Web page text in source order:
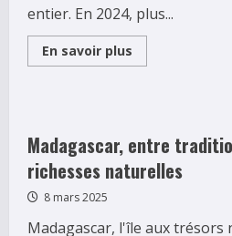
entier. En 2024, plus...
En savoir plus
more
en
toute
securite
:
precautions
Madagascar, entre
richesses naturelles
8 mars 2025
Madagascar, l'île aux trésors